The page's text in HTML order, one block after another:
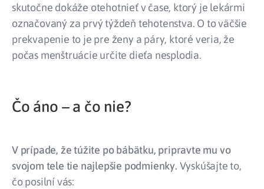
skutočne dokáže otehotnieť v čase, ktorý je lekármi
označovaný za prvý týždeň tehotenstva. O to väčšie
prekvapenie to je pre ženy a páry, ktoré veria, že
počas menštruácie určite dieťa nesplodia.
Čo áno – a čo nie?
V prípade, že túžite po bábätku, pripravte mu vo
svojom tele tie najlepšie podmienky. Vyskúšajte to,
čo posilní vás: